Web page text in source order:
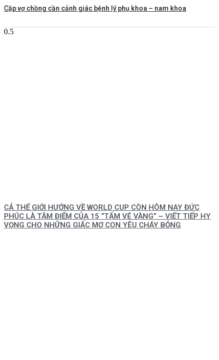
Cặp vợ chồng cần cảnh giác bệnh lý phụ khoa – nam khoa
CẢ THẾ GIỚI HƯỚNG VỀ WORLD CUP CÒN HÔM NAY ĐỨC
PHÚC LÀ TÂM ĐIỂM CỦA 15 “TẤM VÉ VÀNG” – VIẾT TIẾP HY
VỌNG CHO NHỮNG GIẤC MƠ CON YÊU CHÁY BỎNG